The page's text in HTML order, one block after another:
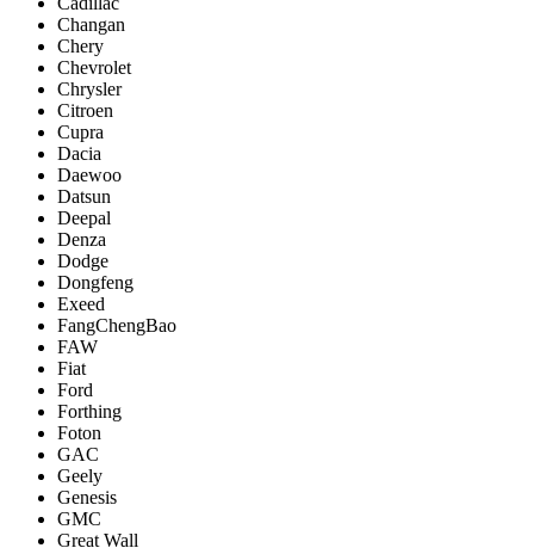
Changan
Chery
Chevrolet
Chrysler
Citroen
Cupra
Dacia
Daewoo
Datsun
Deepal
Denza
Dodge
Dongfeng
Exeed
FangChengBao
FAW
Fiat
Ford
Forthing
Foton
GAC
Geely
Genesis
GMC
Great Wall